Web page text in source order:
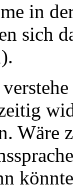
in
sich
Wäre